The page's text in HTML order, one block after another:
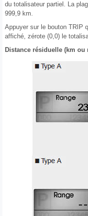
du totalisateur partiel. La
999,9 km.
Appuyer sur le bouton TRIP
affiché, zérote (0,0) le
Distance résiduelle (km ou